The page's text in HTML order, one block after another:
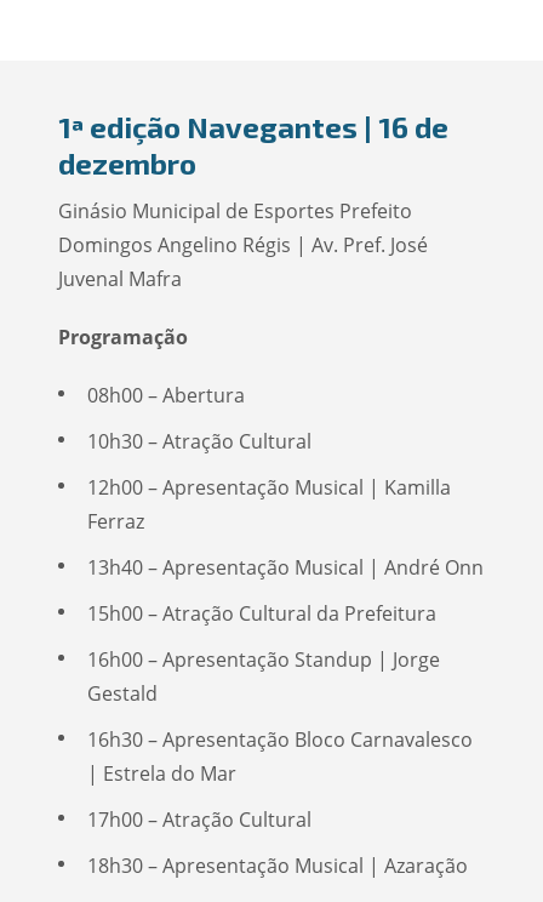
1ª edição Navegantes | 16 de
dezembro
Ginásio Municipal de Esportes Prefeito
Domingos Angelino Régis | Av. Pref. José
Juvenal Mafra
Programação
08h00 – Abertura
10h30 – Atração Cultural
12h00 – Apresentação Musical | Kamilla
Ferraz
13h40 – Apresentação Musical | André Onn
15h00 – Atração Cultural da Prefeitura
16h00 – Apresentação Standup | Jorge
Gestald
16h30 – Apresentação Bloco Carnavalesco
| Estrela do Mar
17h00 – Atração Cultural
18h30 – Apresentação Musical | Azaração